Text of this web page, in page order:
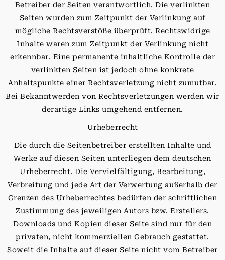
Betreiber der Seiten verantwortlich. Die verlinkten
Seiten wurden zum Zeitpunkt der Verlinkung auf
mögliche Rechtsverstöße überprüft. Rechtswidrige
Inhalte waren zum Zeitpunkt der Verlinkung nicht
erkennbar. Eine permanente inhaltliche Kontrolle der
verlinkten Seiten ist jedoch ohne konkrete
Anhaltspunkte einer Rechtsverletzung nicht zumutbar.
Bei Bekanntwerden von Rechtsverletzungen werden wir
derartige Links umgehend entfernen.
Urheberrecht
Die durch die Seitenbetreiber erstellten Inhalte und
Werke auf diesen Seiten unterliegen dem deutschen
Urheberrecht. Die Vervielfältigung, Bearbeitung,
Verbreitung und jede Art der Verwertung außerhalb der
Grenzen des Urheberrechtes bedürfen der schriftlichen
Zustimmung des jeweiligen Autors bzw. Erstellers.
Downloads und Kopien dieser Seite sind nur für den
privaten, nicht kommerziellen Gebrauch gestattet.
Soweit die Inhalte auf dieser Seite nicht vom Betreiber